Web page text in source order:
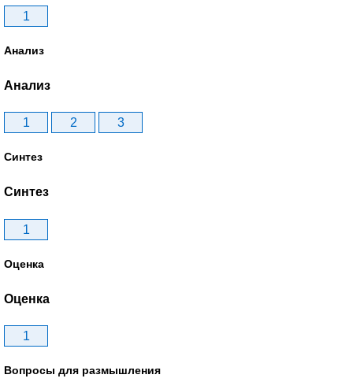
1
Анализ
Анализ
1 2 3
Синтез
Синтез
1
Оценка
Оценка
1
Вопросы для размышления